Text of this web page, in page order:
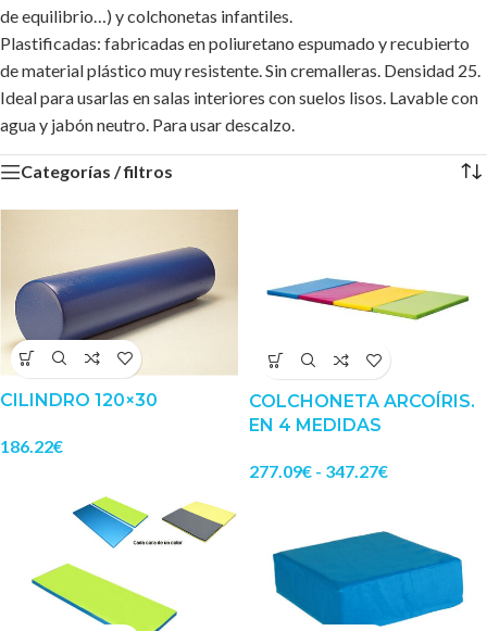
de equilibrio…) y colchonetas infantiles.
Plastificadas: fabricadas en poliuretano espumado y recubierto
de material plástico muy resistente. Sin cremalleras. Densidad 25.
Ideal para usarlas en salas interiores con suelos lisos. Lavable con
agua y jabón neutro. Para usar descalzo.
Categorías / filtros
CILINDRO 120×30
186.22€
COLCHONETA ARCOÍRIS.
EN 4 MEDIDAS
277.09€ - 347.27€